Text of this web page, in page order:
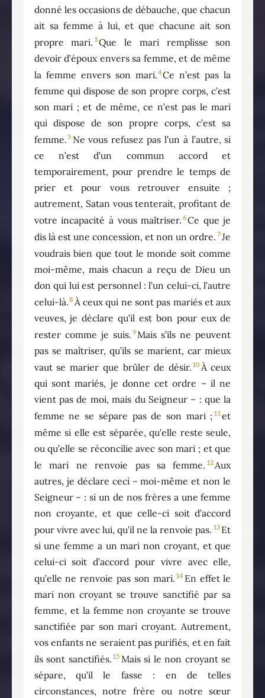
donné les occasions de débauche, que chacun
ait sa femme à lui, et que chacune ait son
propre mari. 3Que le mari remplisse son
devoir d’époux envers sa femme, et de même
la femme envers son mari.4Ce n’est pas la
femme qui dispose de son propre corps, c’est
son mari ; et de même, ce n’est pas le mari
qui dispose de son propre corps, c’est sa
femme.5 Ne vous refusez pas l’un à l’autre, si
ce n’est d’un commun accord et
temporairement, pour prendre le temps de
prier et pour vous retrouver ensuite ;
autrement, Satan vous tenterait, profitant de
votre incapacité à vous maîtriser. 6Ce que je
dis là est une concession, et non un ordre. 7Je
voudrais bien que tout le monde soit comme
moi-même, mais chacun a reçu de Dieu un
don qui lui est personnel : l’un celui-ci, l’autre
celui-là.8 À ceux qui ne sont pas mariés et aux
veuves, je déclare qu’il est bon pour eux de
rester comme je suis. 9Mais s’ils ne peuvent
pas se maîtriser, qu’ils se marient, car mieux
vaut se marier que brûler de désir. 10 À ceux
qui sont mariés, je donne cet ordre – il ne
vient pas de moi, mais du Seigneur – : que la
femme ne se sépare pas de son mari ; 11 et
même si elle est séparée, qu’elle reste seule,
ou qu’elle se réconcilie avec son mari ; et que
le mari ne renvoie pas sa femme. 12 Aux
autres, je déclare ceci – moi-même et non le
Seigneur – : si un de nos frères a une femme
non croyante, et que celle-ci soit d’accord
pour vivre avec lui, qu’il ne la renvoie pas. 13 Et
si une femme a un mari non croyant, et que
celui-ci soit d’accord pour vivre avec elle,
qu’elle ne renvoie pas son mari. 14 En effet le
mari non croyant se trouve sanctifié par sa
femme, et la femme non croyante se trouve
sanctifiée par son mari croyant. Autrement,
vos enfants ne seraient pas purifiés, et en fait
ils sont sanctifiés. 15 Mais si le non croyant se
sépare, qu’il le fasse : en de telles
circonstances, notre frère ou notre sœur